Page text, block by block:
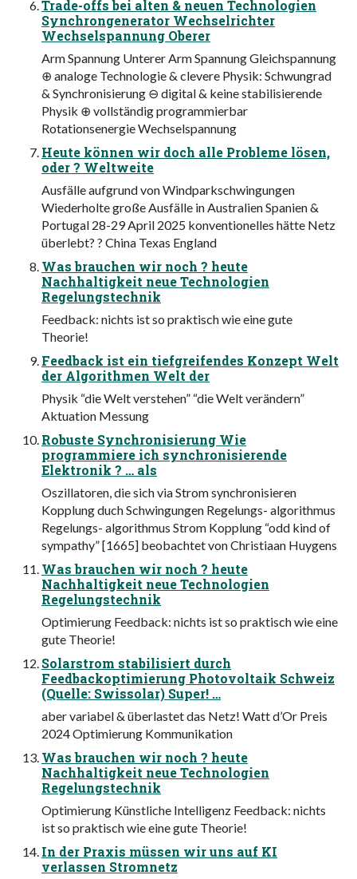
Trade-offs bei alten & neuen Technologien
Synchrongenerator Wechselrichter
Wechselspannung Oberer
Arm Spannung Unterer Arm Spannung Gleichspannung
⊕ analoge Technologie & clevere Physik: Schwungrad
& Synchronisierung ⊖ digital & keine stabilisierende
Physik ⊕ vollständig programmierbar
Rotationsenergie Wechselspannung
Heute können wir doch alle Probleme lösen,
oder ? Weltweite
Ausfälle aufgrund von Windparkschwingungen
Wiederholte große Ausfälle in Australien Spanien &
Portugal 28-29 April 2025 konventionelles hätte Netz
überlebt? ? China Texas England
Was brauchen wir noch ? heute
Nachhaltigkeit neue Technologien
Regelungstechnik
Feedback: nichts ist so praktisch wie eine gute
Theorie!
Feedback ist ein tiefgreifendes Konzept Welt
der Algorithmen Welt der
Physik “die Welt verstehen” “die Welt verändern”
Aktuation Messung
Robuste Synchronisierung Wie
programmiere ich synchronisierende
Elektronik ? … als
Oszillatoren, die sich via Strom synchronisieren
Kopplung duch Schwingungen Regelungs- algorithmus
Regelungs- algorithmus Strom Kopplung “odd kind of
sympathy” [1665] beobachtet von Christiaan Huygens
Was brauchen wir noch ? heute
Nachhaltigkeit neue Technologien
Regelungstechnik
Optimierung Feedback: nichts ist so praktisch wie eine
gute Theorie!
Solarstrom stabilisiert durch
Feedbackoptimierung Photovoltaik Schweiz
(Quelle: Swissolar) Super! …
aber variabel & überlastet das Netz! Watt d’Or Preis
2024 Optimierung Kommunikation
Was brauchen wir noch ? heute
Nachhaltigkeit neue Technologien
Regelungstechnik
Optimierung Künstliche Intelligenz Feedback: nichts
ist so praktisch wie eine gute Theorie!
In der Praxis müssen wir uns auf KI
verlassen Stromnetz